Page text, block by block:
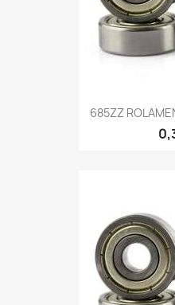
685ZZ